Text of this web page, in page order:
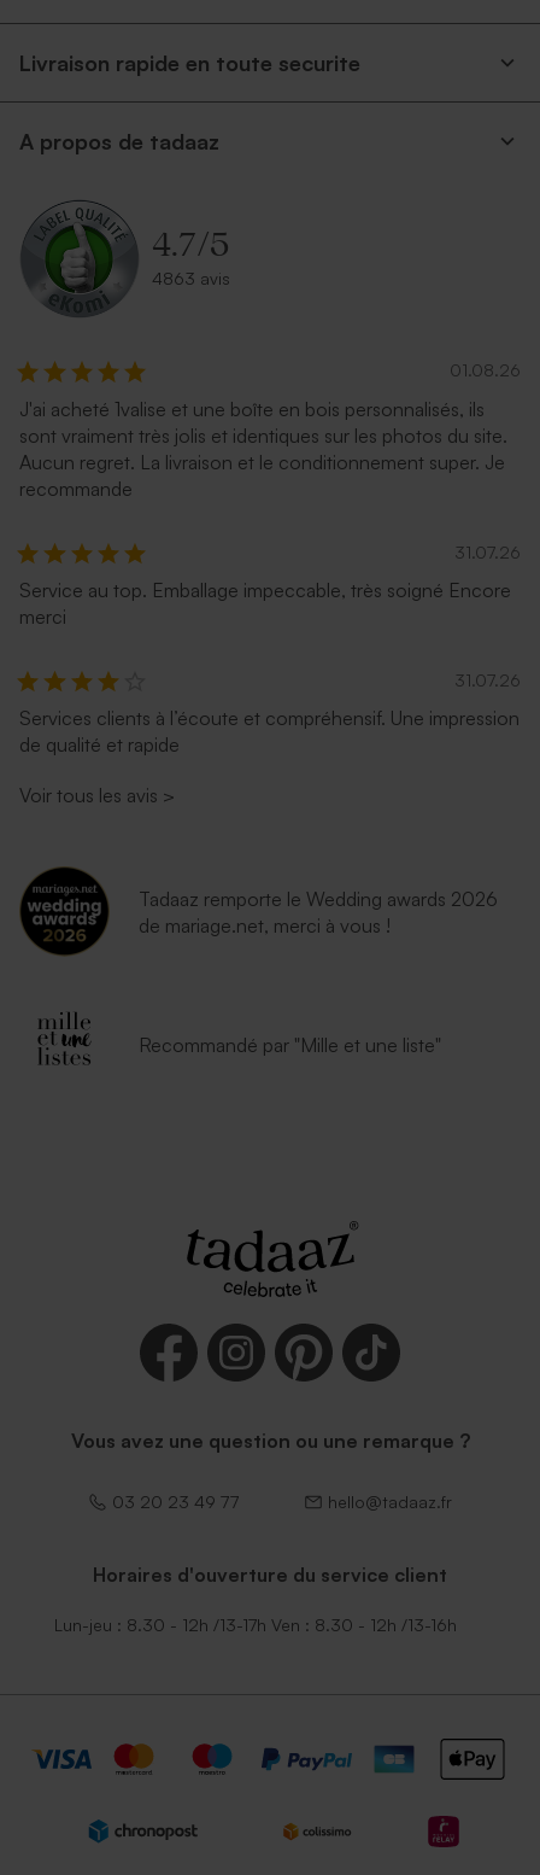
Livraison rapide en toute securite
A propos de tadaaz
4.7/5
4863 avis
01.08.26
J'ai acheté 1valise et une boîte en bois personnalisés, ils
sont vraiment très jolis et identiques sur les photos du site.
Aucun regret. La livraison et le conditionnement super. Je
recommande
31.07.26
Service au top. Emballage impeccable, très soigné Encore
merci
31.07.26
Services clients à l’écoute et compréhensif. Une impression
de qualité et rapide
Voir tous les avis >
Tadaaz remporte le Wedding awards 2026
de mariage.net, merci à vous !
Recommandé par "Mille et une liste"
Vous avez une question ou une remarque ?
03 20 23 49 77 hello@tadaaz.fr
Horaires d'ouverture du service client
Lun-jeu : 8.30 - 12h /13-17h Ven : 8.30 - 12h /13-16h